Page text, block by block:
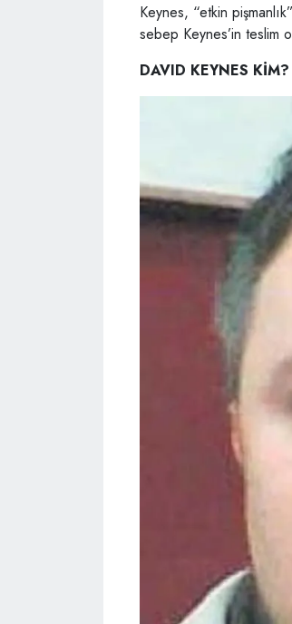
Keynes, “etkin
sebep Keynes’in teslim
DAVID KEYNES KİM?